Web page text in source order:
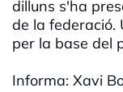
dilluns s'ha
de la federació.
per la base del
Informa: Xavi